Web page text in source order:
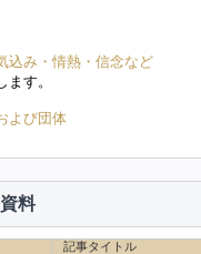
込み・情熱・信念など
す。
よび団体
料
記事タイトル